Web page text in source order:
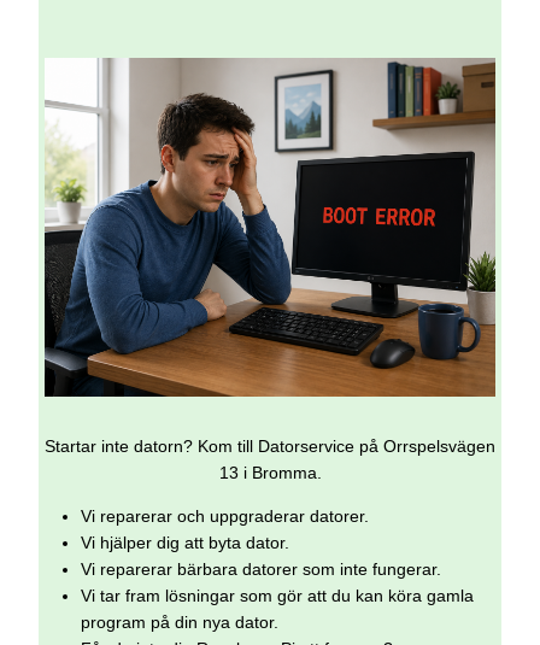
Startar inte datorn? Kom till Datorservice på Orrspelsvägen
13 i Bromma.
Vi reparerar och uppgraderar datorer.
Vi hjälper dig att byta dator.
Vi reparerar bärbara datorer som inte fungerar.
Vi tar fram lösningar som gör att du kan köra gamla
program på din nya dator.